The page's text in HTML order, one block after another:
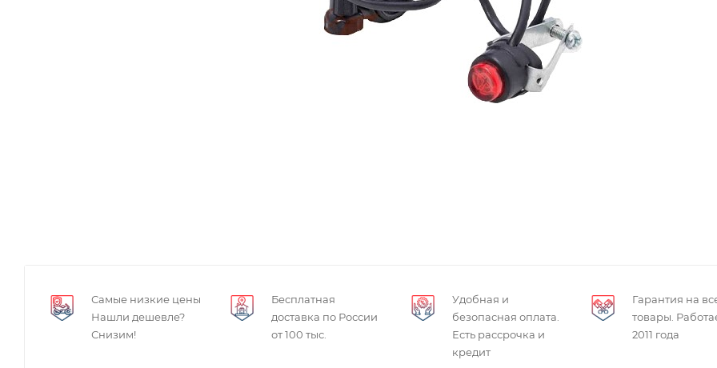
Самые низкие цены
Нашли дешевле?
Снизим!
Бесплатная
доставка по России
от 100 тыс.
Удобная и
безопасная оплата.
Есть рассрочка и
кредит
Гарантия на
товары.
2011 года